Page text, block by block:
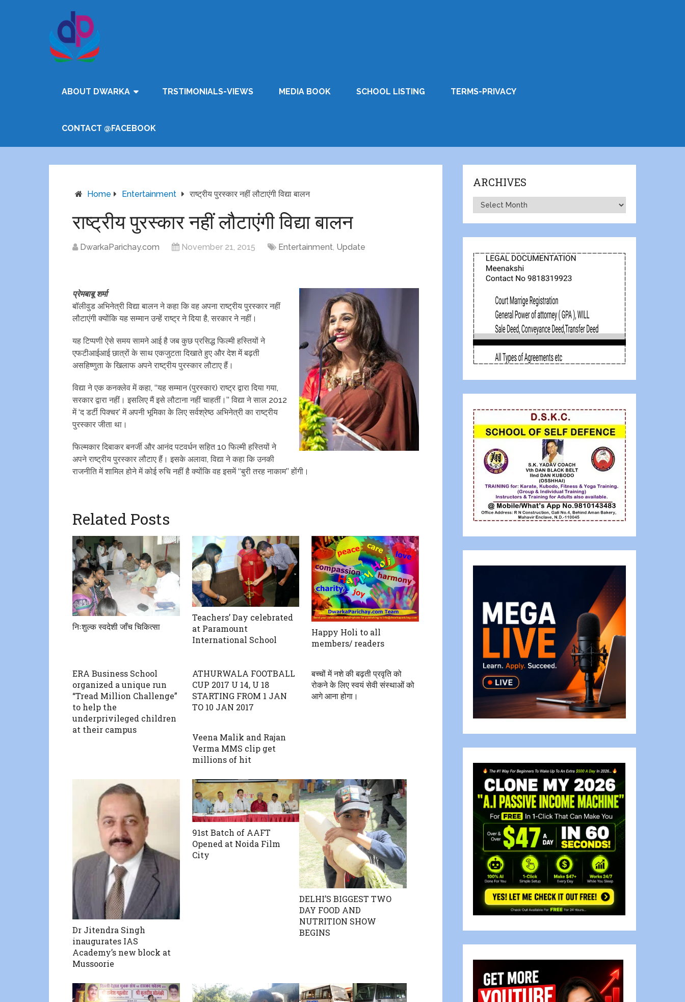
ABOUT DWARKA TRSTIMONIALS-VIEWS MEDIA BOOK SCHOOL LISTING TERMS-PRIVACY
CONTACT @FACEBOOK
Home Entertainment राष्ट्रीय पुरस्कार नहीं लौटाएंगी विद्या बालन
राष्ट्रीय पुरस्कार नहीं लौटाएंगी विद्या बालन
DwarkaParichay.com November 21, 2015 Entertainment, Update
प्रेमबाबू शर्मा
बॉलीवुड अभिनेत्री विद्या बालन ने कहा कि वह अपना राष्ट्रीय पुरस्कार नहीं
लौटाएंगी क्योंकि यह सम्मान उन्हें राष्ट्र ने दिया है, सरकार ने नहीं।
यह टिप्पणी ऐसे समय सामने आई है जब कुछ प्रसिद्ध फिल्मी हस्तियों ने
एफटीआईआई छात्रों के साथ एकजुटता दिखाते हुए और देश में बढ़ती
असहिष्णुता के खिलाफ अपने राष्ट्रीय पुरस्कार लौटाए हैं।
विद्या ने एक कनक्लेव में कहा, ‘‘यह सम्मान (पुरस्कार) राष्ट्र द्वारा दिया गया,
सरकार द्वारा नहीं। इसलिए मैं इसे लौटाना नहीं चाहतीं।’’ विद्या ने साल 2012
में ‘द डर्टी पिक्चर’ में अपनी भूमिका के लिए सर्वश्रेष्ठ अभिनेत्री का राष्ट्रीय
पुरस्कार जीता था।
फिल्मकार दिबाकर बनर्जी और आनंद पटवर्धन सहित 10 फिल्मी हस्तियों ने
अपने राष्ट्रीय पुरस्कार लौटाए हैं। इसके अलावा, विद्या ने कहा कि उनकी
राजनीति में शामिल होने में कोई रुचि नहीं है क्योंकि वह इसमें ‘‘बुरी तरह नाकाम’’ होंगी।
Related Posts
निःशुल्क स्वदेशी जाँच चिकित्सा
Teachers’ Day celebrated
at Paramount
International School
Happy Holi to all
members/ readers
ERA Business School
organized a unique run
“Tread Million Challenge”
to help the
underprivileged children
at their campus
ATHURWALA FOOTBALL
CUP 2017 U 14, U 18
STARTING FROM 1 JAN
TO 10 JAN 2017
बच्चों में नशे की बढ़ती प्रवृति को
रोकने के लिए स्वयं सेवी संस्थाओं को
आगे आना होगा।
Veena Malik and Rajan
Verma MMS clip get
millions of hit
Dr Jitendra Singh
inaugurates IAS
Academy’s new block at
Mussoorie
91st Batch of AAFT
Opened at Noida Film
City
DELHI’S BIGGEST TWO
DAY FOOD AND
NUTRITION SHOW
BEGINS
ARCHIVES
Archives